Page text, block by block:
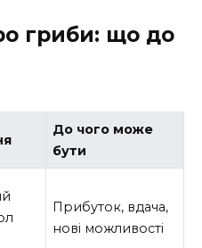
гриби: що до
До чого може
бути
Прибуток, вдача,
нові можливості